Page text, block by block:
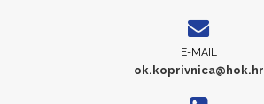
E-MAIL
ok.koprivnica@hok.hr